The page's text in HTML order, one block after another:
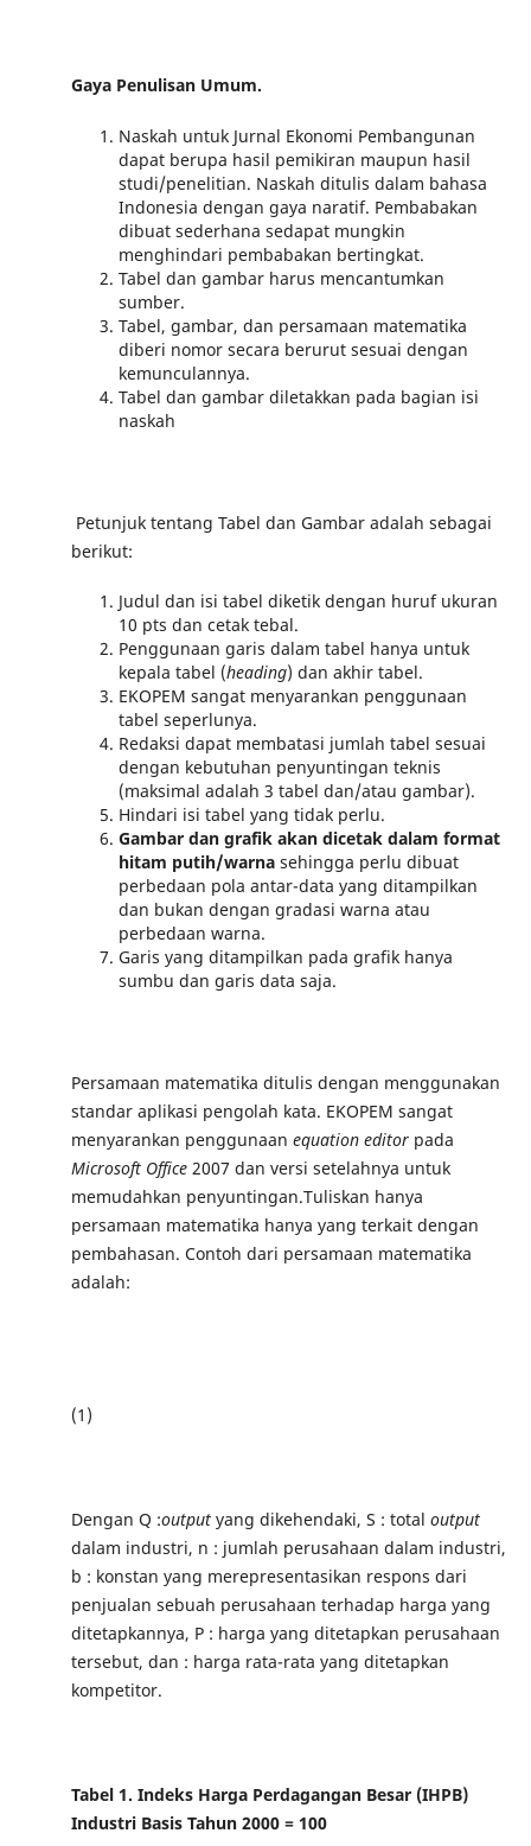
Gaya Penulisan Umum.
Naskah untuk Jurnal Ekonomi Pembangunan
dapat berupa hasil pemikiran maupun hasil
studi/penelitian. Naskah ditulis dalam bahasa
Indonesia dengan gaya naratif. Pembabakan
dibuat sederhana sedapat mungkin
menghindari pembabakan bertingkat.
Tabel dan gambar harus mencantumkan
sumber.
Tabel, gambar, dan persamaan matematika
diberi nomor secara berurut sesuai dengan
kemunculannya.
Tabel dan gambar diletakkan pada bagian isi
naskah
Petunjuk tentang Tabel dan Gambar adalah sebagai
berikut:
Judul dan isi tabel diketik dengan huruf ukuran
10 pts dan cetak tebal.
Penggunaan garis dalam tabel hanya untuk
kepala tabel (heading) dan akhir tabel.
EKOPEM sangat menyarankan penggunaan
tabel seperlunya.
Redaksi dapat membatasi jumlah tabel sesuai
dengan kebutuhan penyuntingan teknis
(maksimal adalah 3 tabel dan/atau gambar).
Hindari isi tabel yang tidak perlu.
Gambar dan grafik akan dicetak dalam format
hitam putih/warna sehingga perlu dibuat
perbedaan pola antar-data yang ditampilkan
dan bukan dengan gradasi warna atau
perbedaan warna.
Garis yang ditampilkan pada grafik hanya
sumbu dan garis data saja.
Persamaan matematika ditulis dengan menggunakan
standar aplikasi pengolah kata. EKOPEM sangat
menyarankan penggunaan equation editorpada
Microsoft Office2007 dan versi setelahnya untuk
memudahkan penyuntingan.Tuliskan hanya
persamaan matematika hanya yang terkait dengan
pembahasan. Contoh dari persamaan matematika
adalah:
(1)
Dengan Q :output yang dikehendaki, S : total output
dalam industri, n : jumlah perusahaan dalam industri,
b : konstan yang merepresentasikan respons dari
penjualan sebuah perusahaan terhadap harga yang
ditetapkannya, P : harga yang ditetapkan perusahaan
tersebut, dan : harga rata-rata yang ditetapkan
kompetitor.
Tabel 1. Indeks Harga Perdagangan Besar (IHPB)
Industri Basis Tahun 2000 = 100